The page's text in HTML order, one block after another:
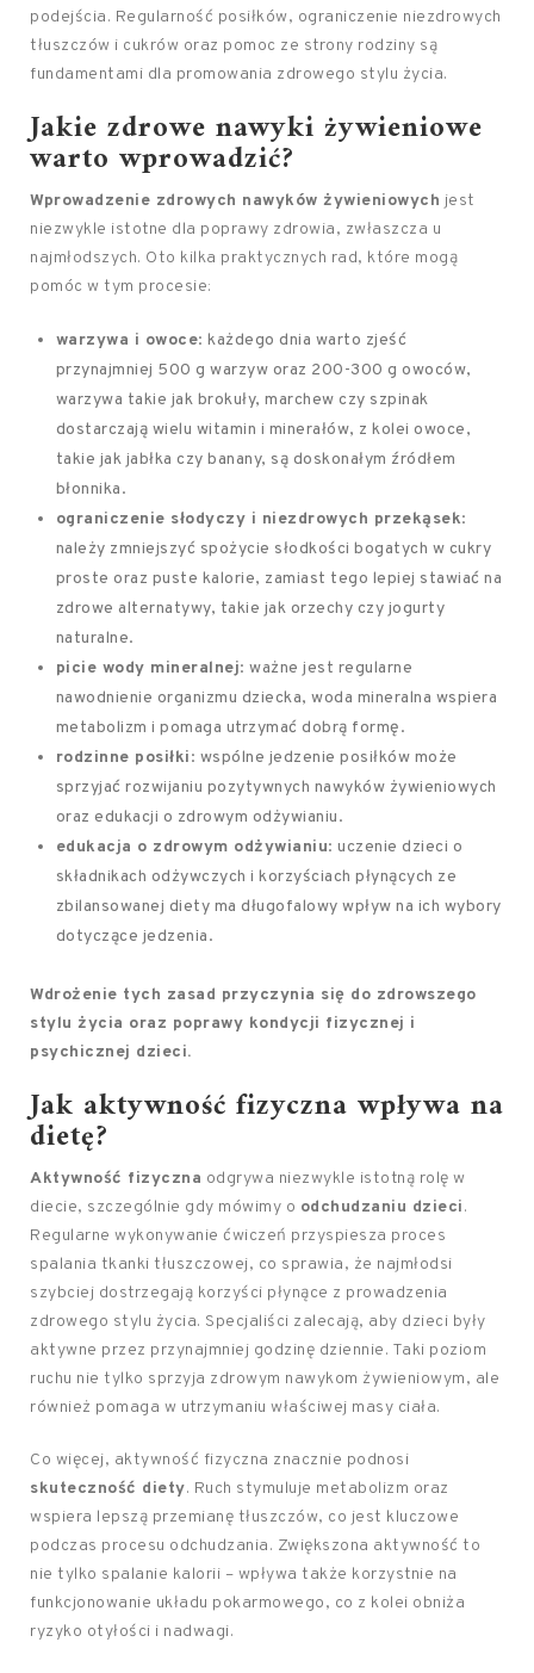
podejścia. Regularność posiłków, ograniczenie niezdrowych
tłuszczów i cukrów oraz pomoc ze strony rodziny są
fundamentami dla promowania zdrowego stylu życia.
Jakie zdrowe nawyki żywieniowe
warto wprowadzić?
Wprowadzenie zdrowych nawyków żywieniowych jest
niezwykle istotne dla poprawy zdrowia, zwłaszcza u
najmłodszych. Oto kilka praktycznych rad, które mogą
pomóc w tym procesie:
warzywa i owoce: każdego dnia warto zjeść
przynajmniej 500 g warzyw oraz 200-300 g owoców,
warzywa takie jak brokuły, marchew czy szpinak
dostarczają wielu witamin i minerałów, z kolei owoce,
takie jak jabłka czy banany, są doskonałym źródłem
błonnika.
ograniczenie słodyczy i niezdrowych przekąsek:
należy zmniejszyć spożycie słodkości bogatych w cukry
proste oraz puste kalorie, zamiast tego lepiej stawiać na
zdrowe alternatywy, takie jak orzechy czy jogurty
naturalne.
picie wody mineralnej: ważne jest regularne
nawodnienie organizmu dziecka, woda mineralna wspiera
metabolizm i pomaga utrzymać dobrą formę.
rodzinne posiłki: wspólne jedzenie posiłków może
sprzyjać rozwijaniu pozytywnych nawyków żywieniowych
oraz edukacji o zdrowym odżywianiu.
edukacja o zdrowym odżywianiu: uczenie dzieci o
składnikach odżywczych i korzyściach płynących ze
zbilansowanej diety ma długofalowy wpływ na ich wybory
dotyczące jedzenia.
Wdrożenie tych zasad przyczynia się do zdrowszego
stylu życia oraz poprawy kondycji fizycznej i
psychicznej dzieci.
Jak aktywność fizyczna wpływa na
dietę?
Aktywność fizyczna odgrywa niezwykle istotną rolę w
diecie, szczególnie gdy mówimy o odchudzaniu dzieci.
Regularne wykonywanie ćwiczeń przyspiesza proces
spalania tkanki tłuszczowej, co sprawia, że najmłodsi
szybciej dostrzegają korzyści płynące z prowadzenia
zdrowego stylu życia. Specjaliści zalecają, aby dzieci były
aktywne przez przynajmniej godzinę dziennie. Taki poziom
ruchu nie tylko sprzyja zdrowym nawykom żywieniowym, ale
również pomaga w utrzymaniu właściwej masy ciała.
Co więcej, aktywność fizyczna znacznie podnosi
skuteczność diety. Ruch stymuluje metabolizm oraz
wspiera lepszą przemianę tłuszczów, co jest kluczowe
podczas procesu odchudzania. Zwiększona aktywność to
nie tylko spalanie kalorii – wpływa także korzystnie na
funkcjonowanie układu pokarmowego, co z kolei obniża
ryzyko otyłości i nadwagi.